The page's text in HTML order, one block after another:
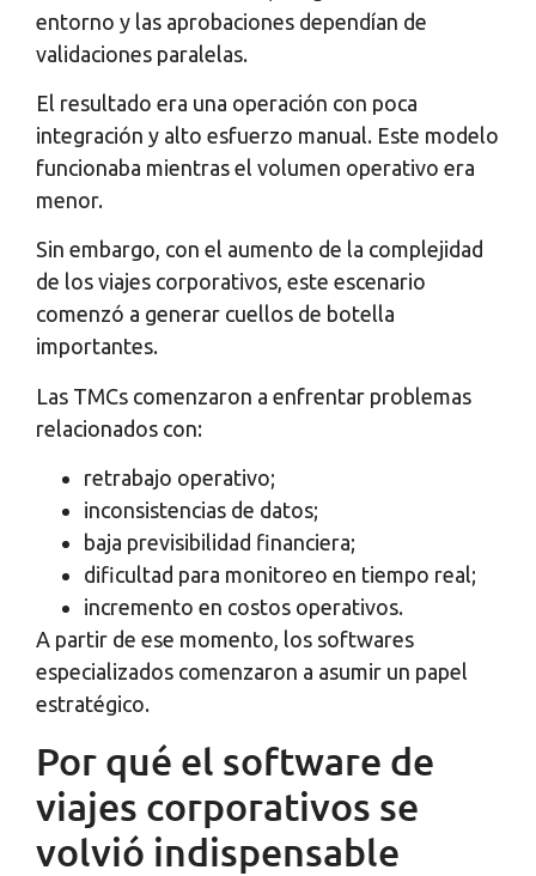
entorno y las aprobaciones dependían de
validaciones paralelas.
El resultado era una operación con poca
integración y alto esfuerzo manual. Este modelo
funcionaba mientras el volumen operativo era
menor.
Sin embargo, con el aumento de la complejidad
de los viajes corporativos, este escenario
comenzó a generar cuellos de botella
importantes.
Las TMCs comenzaron a enfrentar problemas
relacionados con:
retrabajo operativo;
inconsistencias de datos;
baja previsibilidad financiera;
dificultad para monitoreo en tiempo real;
incremento en costos operativos.
A partir de ese momento, los softwares
especializados comenzaron a asumir un papel
estratégico.
Por qué el software de
viajes corporativos se
volvió indispensable